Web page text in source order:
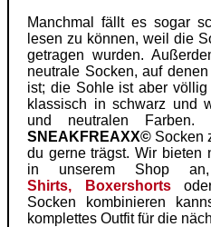
Manchmal fällt es sogar
lesen zu können, weil die
getragen wurden.
neutrale Socken, auf
ist; die Sohle ist aber
klassisch in schwarz und
und neutralen
SNEAKFREAXX© Socken
du gerne trägst. Wir bieten
in unserem Shop
Shirts,
Boxershorts
Socken kombinieren
komplettes Outfit für die